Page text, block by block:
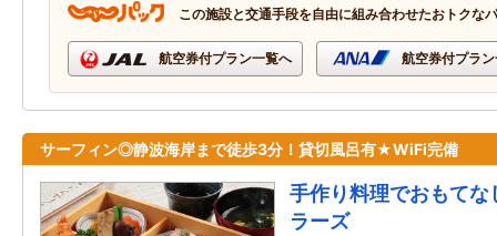
この施設と交通手段を自由に組み合わせたおトクな
航空券付プラン一覧へ 航空券付プラ
サーフィン◎静波海岸まで徒歩3分！貸切風呂有★WiFi完備
手作り料理でおもてな
ラーズ